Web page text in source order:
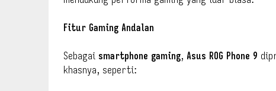
Fitur Gaming Andalan
Sebagai smartphone gaming, Asus ROG Phone 9
khasnya, seperti: